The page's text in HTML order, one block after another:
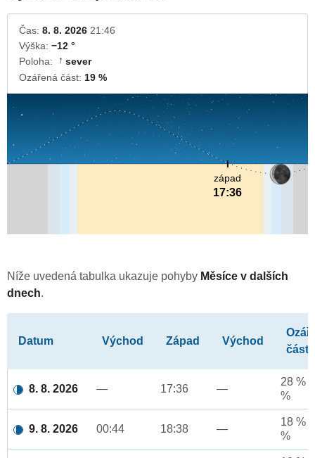
Čas: 8. 8. 2026 21:46
Výška: −12 °
Poloha:
↓ sever
Ozářená část: 19 %
západ
17:36
Níže uvedená tabulka ukazuje pohyby Měsíce v dalších
dnech.
Datum Východ Západ Východ
část
8. 8. 2026 — 17:36 —
28 %
%
9. 8. 2026 00:44 18:38 —
18 %
%